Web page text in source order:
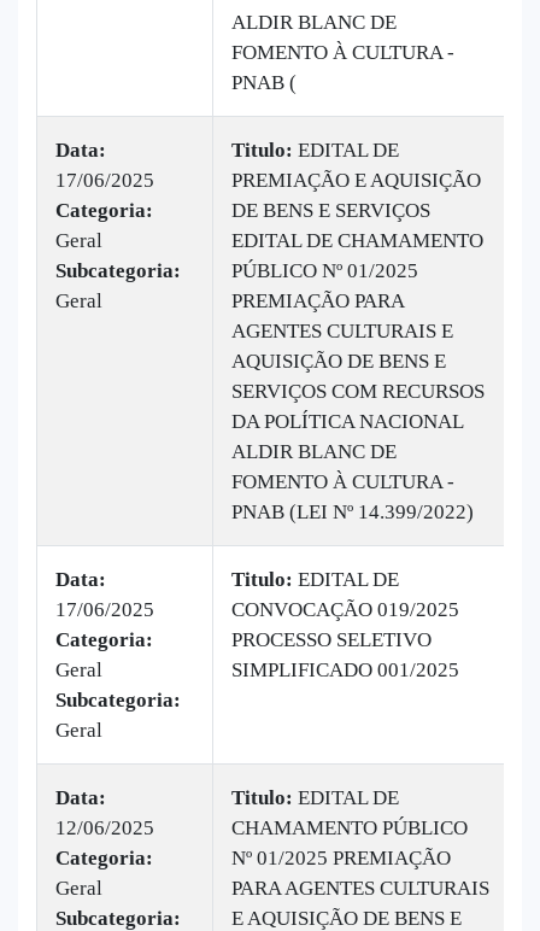
ALDIR BLANC DE
FOMENTO À CULTURA -
PNAB (
Data:
17/06/2025
Categoria:
Geral
Subcategoria:
Geral
Titulo: EDITAL DE
PREMIAÇÃO E AQUISIÇÃO
DE BENS E SERVIÇOS
EDITAL DE CHAMAMENTO
PÚBLICO Nº 01/2025
PREMIAÇÃO PARA
AGENTES CULTURAIS E
AQUISIÇÃO DE BENS E
SERVIÇOS COM RECURSOS
DA POLÍTICA NACIONAL
ALDIR BLANC DE
FOMENTO À CULTURA -
PNAB (LEI Nº 14.399/2022)
Data:
17/06/2025
Categoria:
Geral
Subcategoria:
Geral
Titulo: EDITAL DE
CONVOCAÇÃO 019/2025
PROCESSO SELETIVO
SIMPLIFICADO 001/2025
Data:
12/06/2025
Categoria:
Geral
Subcategoria:
Titulo: EDITAL DE
CHAMAMENTO PÚBLICO
Nº 01/2025 PREMIAÇÃO
PARA AGENTES CULTURAIS
E AQUISIÇÃO DE BENS E